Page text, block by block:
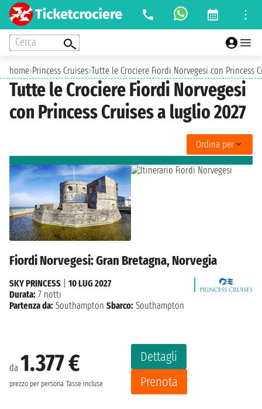
Cerca
home›Princess Cruises›Tutte le Crociere Fiordi Norvegesi con Princess
Tutte le Crociere Fiordi Norvegesi
con Princess Cruises a luglio 2027
Ordina per
Fiordi Norvegesi: Gran Bretagna, Norvegia
da 1.377 €
prezzo per persona Tasse incluse
Dettagli
Prenota
SKY PRINCESS
10 LUG 2027
Durata: 7 notti
Partenza da: Southampton Sbarco: Southampton